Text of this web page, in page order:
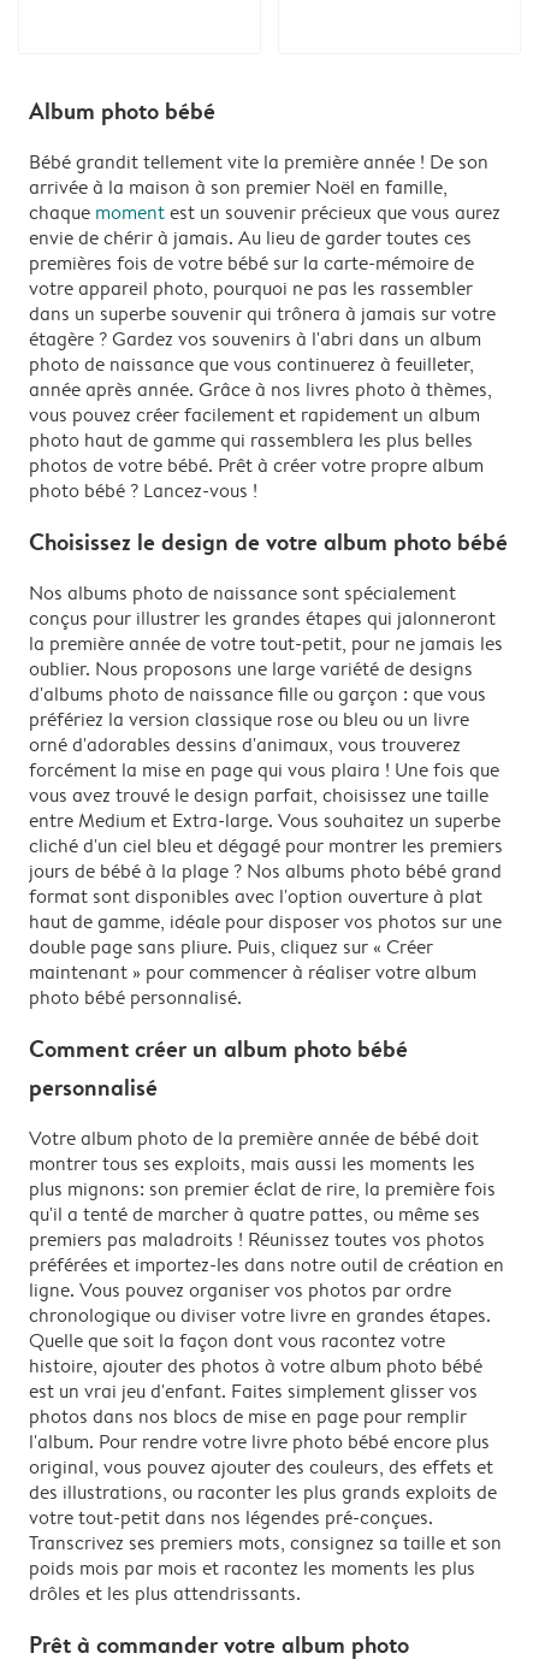
Album photo bébé
Bébé grandit tellement vite la première année ! De son
arrivée à la maison à son premier Noël en famille,
chaque momentest un souvenir précieux que vous aurez
envie de chérir à jamais. Au lieu de garder toutes ces
premières fois de votre bébé sur la carte-mémoire de
votre appareil photo, pourquoi ne pas les rassembler
dans un superbe souvenir qui trônera à jamais sur votre
étagère ? Gardez vos souvenirs à l'abri dans un album
photo de naissance que vous continuerez à feuilleter,
année après année. Grâce à nos livres photo à thèmes,
vous pouvez créer facilement et rapidement un album
photo haut de gamme qui rassemblera les plus belles
photos de votre bébé. Prêt à créer votre propre album
photo bébé ? Lancez-vous !
Choisissez le design de votre album photo bébé
Nos albums photo de naissance sont spécialement
conçus pour illustrer les grandes étapes qui jalonneront
la première année de votre tout-petit, pour ne jamais les
oublier. Nous proposons une large variété de designs
d'albums photo de naissance fille ou garçon : que vous
préfériez la version classique rose ou bleu ou un livre
orné d'adorables dessins d'animaux, vous trouverez
forcément la mise en page qui vous plaira ! Une fois que
vous avez trouvé le design parfait, choisissez une taille
entre Medium et Extra-large. Vous souhaitez un superbe
cliché d'un ciel bleu et dégagé pour montrer les premiers
jours de bébé à la plage ? Nos albums photo bébé grand
format sont disponibles avec l'option ouverture à plat
haut de gamme, idéale pour disposer vos photos sur une
double page sans pliure. Puis, cliquez sur « Créer
maintenant » pour commencer à réaliser votre album
photo bébé personnalisé.
Comment créer un album photo bébé
personnalisé
Votre album photo de la première année de bébé doit
montrer tous ses exploits, mais aussi les moments les
plus mignons: son premier éclat de rire, la première fois
qu'il a tenté de marcher à quatre pattes, ou même ses
premiers pas maladroits ! Réunissez toutes vos photos
préférées et importez-les dans notre outil de création en
ligne. Vous pouvez organiser vos photos par ordre
chronologique ou diviser votre livre en grandes étapes.
Quelle que soit la façon dont vous racontez votre
histoire, ajouter des photos à votre album photo bébé
est un vrai jeu d'enfant. Faites simplement glisser vos
photos dans nos blocs de mise en page pour remplir
l'album. Pour rendre votre livre photo bébé encore plus
original, vous pouvez ajouter des couleurs, des effets et
des illustrations, ou raconter les plus grands exploits de
votre tout-petit dans nos légendes pré-conçues.
Transcrivez ses premiers mots, consignez sa taille et son
poids mois par mois et racontez les moments les plus
drôles et les plus attendrissants.
Prêt à commander votre album photo